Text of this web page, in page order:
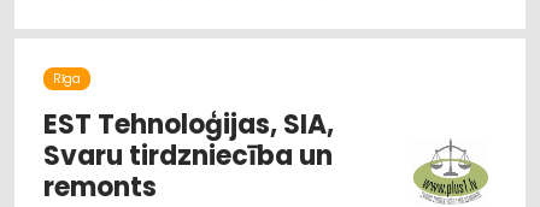
LAUKSAIMNIECĪBAS TEHNIKAS UN TRAKTORTEHNIKAS
LAUKSAIMNIECĪBAS TEHNIKAS UN TRAKTORTEHNIKAS REZERVES
LAUKSAIMNIECĪBAS TEHNIKAS UN TRAKTORTEHNIKAS
LABOŠANA, REMONTS
CEĻU UN TILTU BŪVE, UZTURĒŠANA
Rīga
EST Tehnoloģijas, SIA,
Svaru tirdzniecība un
remonts